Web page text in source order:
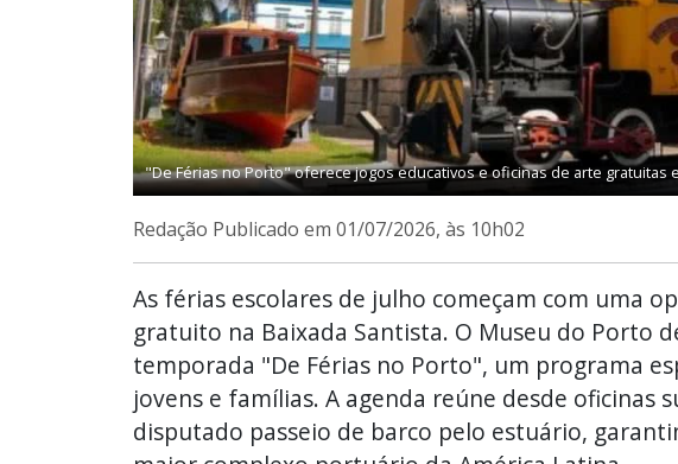
"De Férias no Porto" oferece jogos educativos e oficinas de arte gratuitas
Redação Publicado em 01/07/2026, às 10h02
As férias escolares de julho começam com uma
gratuito na Baixada Santista. O Museu do Porto
temporada "De Férias no Porto", um programa
jovens e famílias. A agenda reúne desde oficinas
disputado passeio de barco pelo estuário,